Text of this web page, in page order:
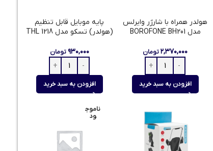
هولدر همراه با شارژر وایرلس
مدل BOROFONE BH201
۲,۳۷۰,۰۰۰ تومان
افزودن به سبد خرید
پایه موبایل قابل تنظیم
(هولدر) تسکو مدل THL 1218
۹۳۰,۰۰۰ تومان
افزودن به سبد خرید
ناموج
ود